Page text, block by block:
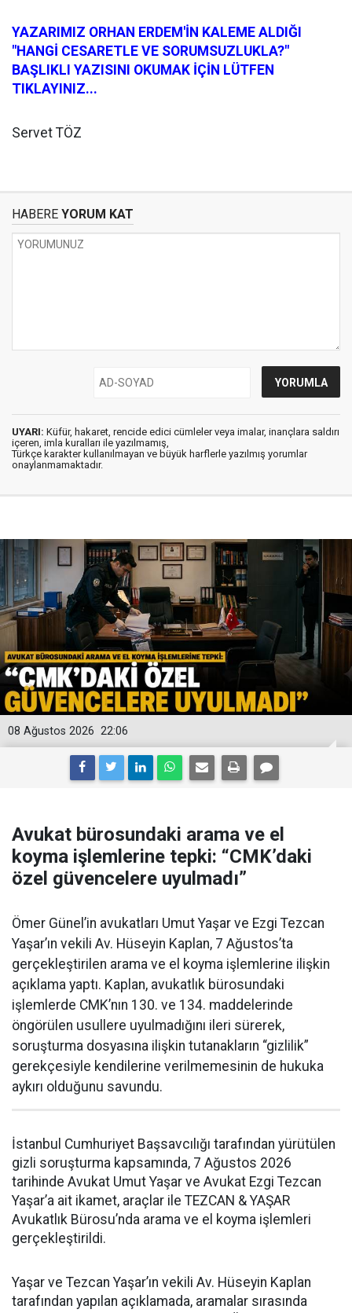
YAZARIMIZ ORHAN ERDEM'İN KALEME ALDIĞI
"HANGİ CESARETLE VE SORUMSUZLUKLA?"
BAŞLIKLI YAZISINI OKUMAK İÇİN LÜTFEN
TIKLAYINIZ...
Servet TÖZ
HABERE YORUM KAT
UYARI: Küfür, hakaret, rencide edici cümleler veya imalar, inançlara saldırı
içeren, imla kuralları ile yazılmamış,
Türkçe karakter kullanılmayan ve büyük harflerle yazılmış yorumlar
onaylanmamaktadır.
22:06
08 Ağustos 2026
Avukat bürosundaki arama ve el
koyma işlemlerine tepki: “CMK’daki
özel güvencelere uyulmadı”
Ömer Günel’in avukatları Umut Yaşar ve Ezgi Tezcan
Yaşar’ın vekili Av. Hüseyin Kaplan, 7 Ağustos’ta
gerçekleştirilen arama ve el koyma işlemlerine ilişkin
açıklama yaptı. Kaplan, avukatlık bürosundaki
işlemlerde CMK’nın 130. ve 134. maddelerinde
öngörülen usullere uyulmadığını ileri sürerek,
soruşturma dosyasına ilişkin tutanakların “gizlilik”
gerekçesiyle kendilerine verilmemesinin de hukuka
aykırı olduğunu savundu.
İstanbul Cumhuriyet Başsavcılığı tarafından yürütülen
gizli soruşturma kapsamında, 7 Ağustos 2026
tarihinde Avukat Umut Yaşar ve Avukat Ezgi Tezcan
Yaşar’a ait ikamet, araçlar ile TEZCAN & YAŞAR
Avukatlık Bürosu’nda arama ve el koyma işlemleri
gerçekleştirildi.
Yaşar ve Tezcan Yaşar’ın vekili Av. Hüseyin Kaplan
tarafından yapılan açıklamada, aramalar sırasında